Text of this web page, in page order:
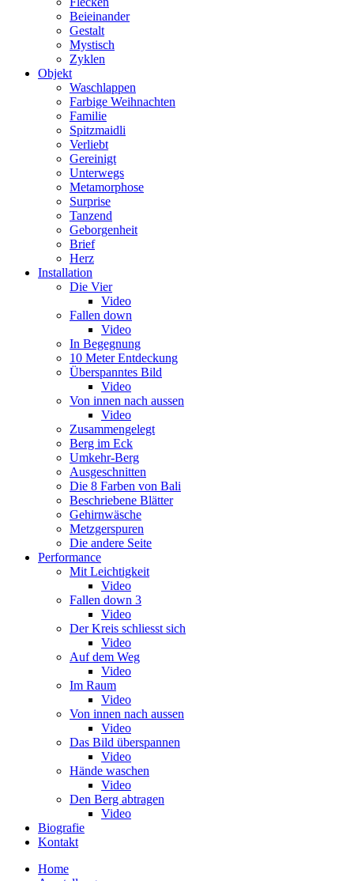
Beieinander
Gestalt
Mystisch
Zyklen
Objekt
Waschlappen
Farbige Weihnachten
Familie
Spitzmaidli
Verliebt
Gereinigt
Unterwegs
Metamorphose
Surprise
Tanzend
Geborgenheit
Brief
Herz
Installation
Die Vier
Video
Fallen down
Video
In Begegnung
10 Meter Entdeckung
Überspanntes Bild
Video
Von innen nach aussen
Video
Zusammengelegt
Berg im Eck
Umkehr-Berg
Ausgeschnitten
Die 8 Farben von Bali
Beschriebene Blätter
Gehirnwäsche
Metzgerspuren
Die andere Seite
Performance
Mit Leichtigkeit
Video
Fallen down 3
Video
Der Kreis schliesst sich
Video
Auf dem Weg
Video
Im Raum
Video
Von innen nach aussen
Video
Das Bild überspannen
Video
Hände waschen
Video
Den Berg abtragen
Video
Biografie
Kontakt
Home